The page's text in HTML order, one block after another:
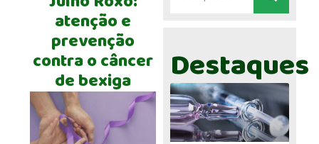
atenção e
prevenção
contra o câncer
de bexiga Destaques